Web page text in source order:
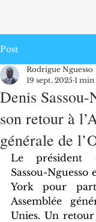
Post
Denis Sassou-
son retour à
générale de
Rodrigue Nguesso
19 sept. 2025 1
Le président
Sassou-
York pour
Assemblée
Unies. Un